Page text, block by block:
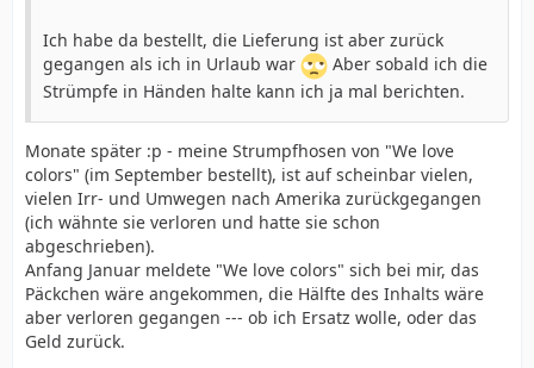
Ich habe da bestellt, die Lieferung ist aber zurück
gegangen als ich in Urlaub war
Aber sobald ich die
Strümpfe in Händen halte kann ich ja mal berichten.
Monate später :p - meine Strumpfhosen von "We love
colors" (im September bestellt), ist auf scheinbar vielen,
vielen Irr- und Umwegen nach Amerika zurückgegangen
(ich wähnte sie verloren und hatte sie schon
abgeschrieben).
Anfang Januar meldete "We love colors" sich bei mir, das
Päckchen wäre angekommen, die Hälfte des Inhalts wäre
aber verloren gegangen --- ob ich Ersatz wolle, oder das
Geld zurück.